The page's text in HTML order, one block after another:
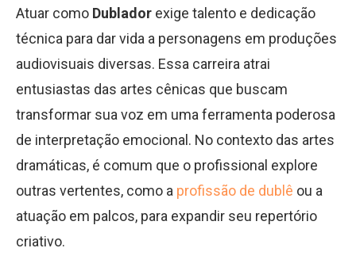
Atuar como Dublador exige talento e dedicação
técnica para dar vida a personagens em produções
audiovisuais diversas. Essa carreira atrai
entusiastas das artes cênicas que buscam
transformar sua voz em uma ferramenta poderosa
de interpretação emocional. No contexto das artes
dramáticas, é comum que o profissional explore
outras vertentes, como a profissão de dublê ou a
atuação em palcos, para expandir seu repertório
criativo.